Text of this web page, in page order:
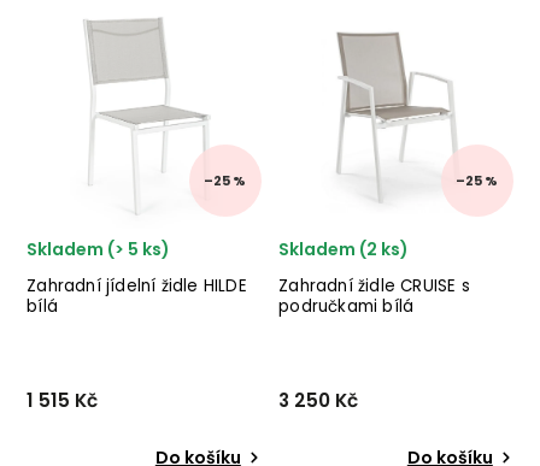
dodavatele nádherného
nábytku BLOOMINGVILLE v
kombinaci černého kovu a
✅ krásný nábytek ✅ kvalit...
s hliníkovou konstrukcí a
polyethylenovým sedákem.
✅ krásný nábytek ✅ kvalitní
materiály ✅ nejnižší cena...
–25 %
Zahradní jídelní židle HILDE
bílá
Skladem (> 5 ks)
1 515 Kč
Do košíku
–25 %
Zahradní židle CRUISE s
područkami bílá
Skladem (2 ks)
3 250 Kč
Do košíku